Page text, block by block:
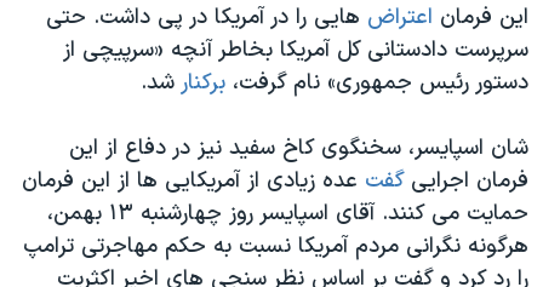
این فرمان اعتراض هایی را در آمریکا در پی داشت. حتی
سرپرست دادستانی کل آمریکا بخاطر آنچه «سرپیچی از
دستور رئیس جمهوری» نام گرفت، برکنار شد.
شان اسپایسر، سخنگوی کاخ سفید نیز در دفاع از این
فرمان اجرایی گفت عده زیادی از آمریکایی ها از این فرمان
حمایت می کنند. آقای اسپایسر روز چهارشنبه ۱۳ بهمن،
هرگونه نگرانی مردم آمریکا نسبت به حکم مهاجرتی ترامپ
را رد کرد و گفت بر اساس نظر سنجی های اخیر اکثریت